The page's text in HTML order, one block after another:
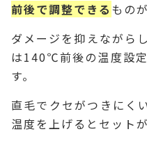
前後で調整できる もの
ダメージを抑えながら
は140℃前後の温度設
す。
直毛でクセがつきにく
温度を上げるとセット